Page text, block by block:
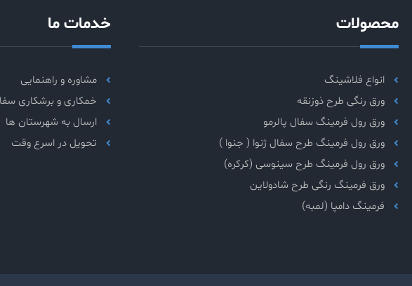
محصولات
انواع فلاشینگ
ورق رنگی طرح ذوزنقه
ورق رول فرمینگ سفال پالرمو
ورق رول فرمینگ طرح سفال ژنوا ( جنوا )
ورق رول فرمینگ طرح سینوسی (کرکره)
ورق فرمینگ رنگی طرح شادولاین
فرمینگ دامپا (لمبه)
خدمات ما
مشاوره و راهنمایی
خمکاری و برشکاری
ارسال به شهرستان ها
تحویل در اسرع وقت